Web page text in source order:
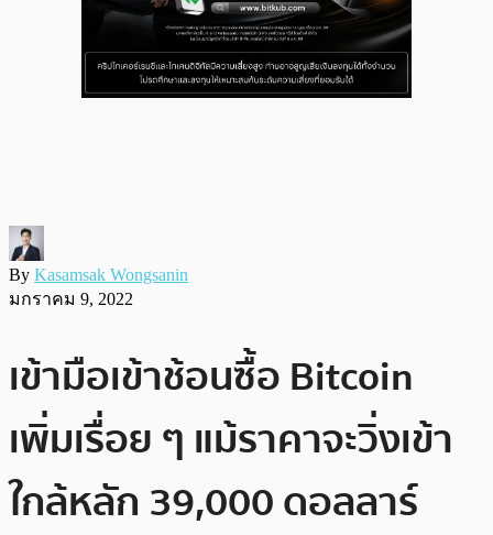
By Kasamsak Wongsanin
มกราคม 9, 2022
เข้ามือเข้าช้อนซื้อ Bitcoin
เพิ่มเรื่อย ๆ แม้ราคาจะวิ่งเข้า
ใกล้หลัก 39,000 ดอลลาร์